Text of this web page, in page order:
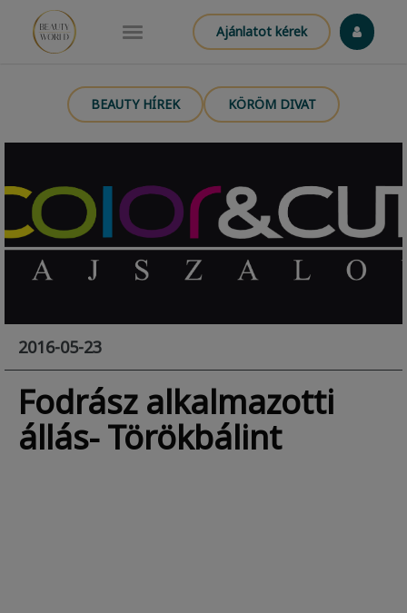
Ajánlatot kérek
BEAUTY HÍREK KÖRÖM DIVAT
2016-05-23
Fodrász alkalmazotti
állás- Törökbálint